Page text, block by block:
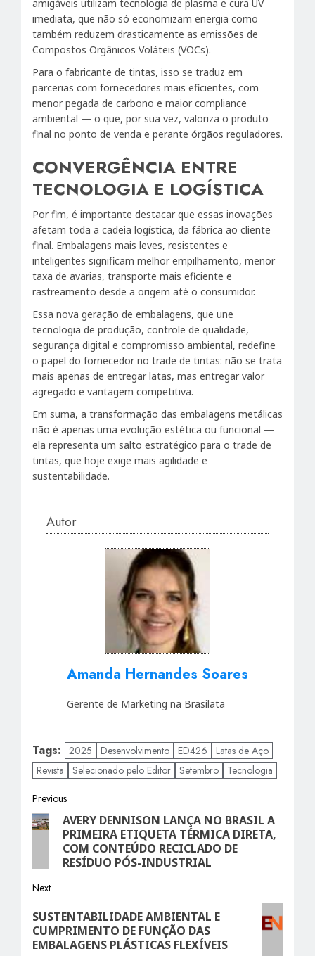
amigáveis utilizam tecnologia de plasma e cura UV
imediata, que não só economizam energia como
também reduzem drasticamente as emissões de
Compostos Orgânicos Voláteis (VOCs).
Para o fabricante de tintas, isso se traduz em
parcerias com fornecedores mais eficientes, com
menor pegada de carbono e maior compliance
ambiental — o que, por sua vez, valoriza o produto
final no ponto de venda e perante órgãos reguladores.
CONVERGÊNCIA ENTRE
TECNOLOGIA E LOGÍSTICA
Por fim, é importante destacar que essas inovações
afetam toda a cadeia logística, da fábrica ao cliente
final. Embalagens mais leves, resistentes e
inteligentes significam melhor empilhamento, menor
taxa de avarias, transporte mais eficiente e
rastreamento desde a origem até o consumidor.
Essa nova geração de embalagens, que une
tecnologia de produção, controle de qualidade,
segurança digital e compromisso ambiental, redefine
o papel do fornecedor no trade de tintas: não se trata
mais apenas de entregar latas, mas entregar valor
agregado e vantagem competitiva.
Em suma, a transformação das embalagens metálicas
não é apenas uma evolução estética ou funcional —
ela representa um salto estratégico para o trade de
tintas, que hoje exige mais agilidade e
sustentabilidade.
Autor
Amanda Hernandes Soares
Gerente de Marketing na Brasilata
Tags: 2025 Desenvolvimento ED426
Latas de Aço
Revista
Selecionado pelo Editor Setembro Tecnologia
Post
navigation
Previous
PreviousAVERY DENNISON LANÇA NO BRASIL A
PRIMEIRA ETIQUETA TÉRMICA DIRETA,
COM CONTEÚDO RECICLADO DE
RESÍDUO PÓS-INDUSTRIAL
Next
Next
post:
SUSTENTABILIDADE AMBIENTAL E
CUMPRIMENTO DE FUNÇÃO DAS
EMBALAGENS PLÁSTICAS FLEXÍVEIS